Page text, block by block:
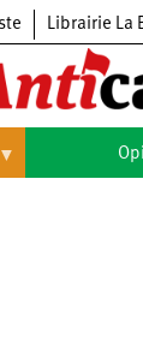
Librairie La